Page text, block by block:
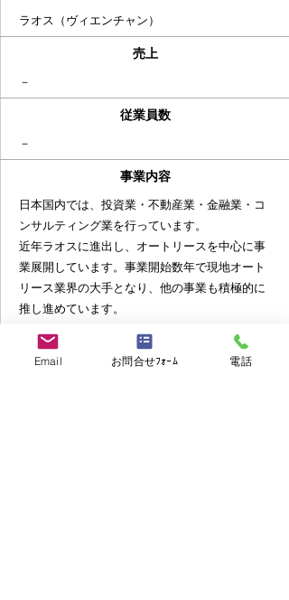
ラオス（ヴィエンチャン​）
－
売上
－
従業員数
日本国内では、投資業・不動産業・金融業・コ
ンサルティング業を行っています。
近年ラオスに進出し、オートリースを中心に事
業展開しています。事業開始数年で現地オート
リース業界の大手となり、他の事業も積極的に
推し進めています。
事業内容
日本企業です。
備考
Email お問合せﾌｫｰﾑ 電話